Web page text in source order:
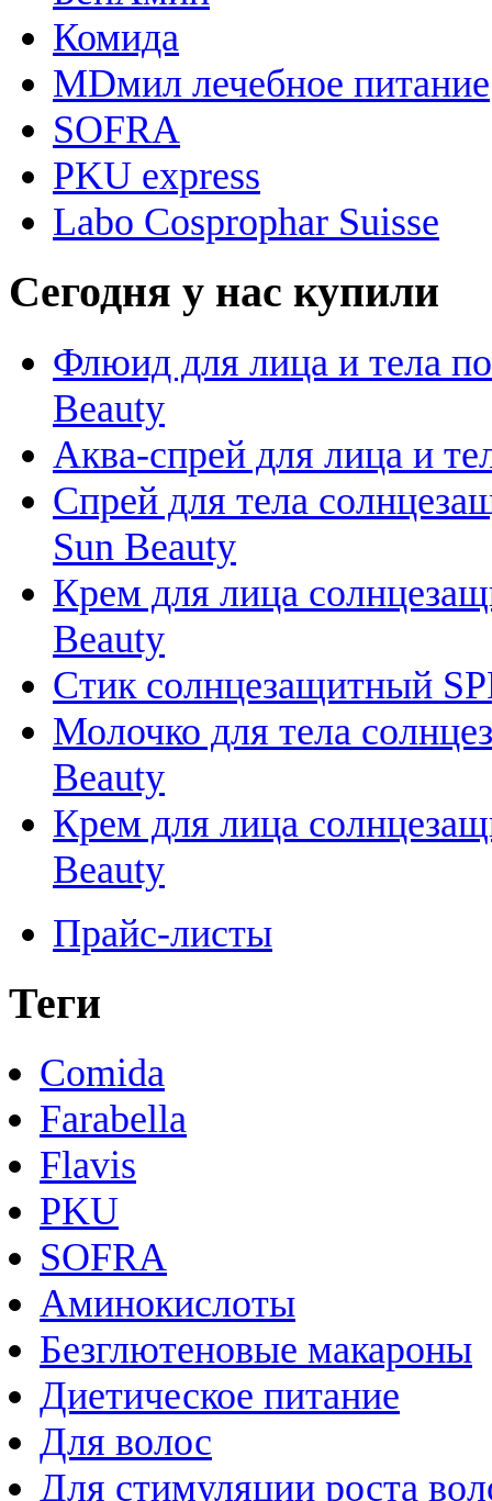
Комида
MDмил лечебное питание
SOFRA
PKU express
Labo Cosprophar Suisse
Сегодня у нас купили
Флюид для лица и тела
Beauty
Аква-спрей для лица и
Спрей для тела
Sun Beauty
Крем для лица
Beauty
Стик солнцезащитный
Молочко для тела
Beauty
Крем для лица
Beauty
Прайс-листы
Теги
Comida
Farabella
Flavis
PKU
SOFRA
Аминокислоты
Безглютеновые макароны
Диетическое питание
Для волос
Для стимуляции роста